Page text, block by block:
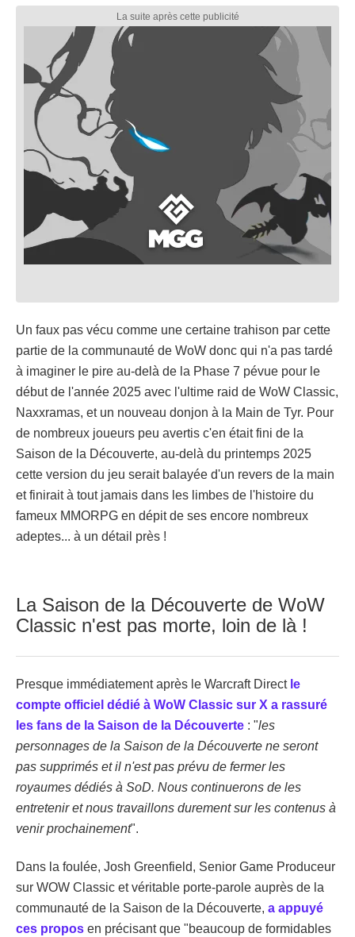
Un faux pas vécu comme une certaine trahison par cette
partie de la communauté de WoW donc qui n'a pas tardé
à imaginer le pire au-delà de la Phase 7 pévue pour le
début de l'année 2025 avec l'ultime raid de WoW Classic,
Naxxramas, et un nouveau donjon à la Main de Tyr. Pour
de nombreux joueurs peu avertis c'en était fini de la
Saison de la Découverte, au-delà du printemps 2025
cette version du jeu serait balayée d'un revers de la main
et finirait à tout jamais dans les limbes de l'histoire du
fameux MMORPG en dépit de ses encore nombreux
adeptes... à un détail près !
La Saison de la Découverte de WoW
Classic n'est pas morte, loin de là !
Presque immédiatement après le Warcraft Directle
compte officiel dédié à WoW Classic sur X a rassuré
les fans de la Saison de la Découverte : "les
personnages de la Saison de la Découverte ne seront
pas supprimés et il n'est pas prévu de fermer les
royaumes dédiés à SoD. Nous continuerons de les
entretenir et nous travaillons durement sur les contenus à
venir prochainement".
Dans la foulée, Josh Greenfield, Senior Game Produceur
sur WOW Classic et véritable porte-parole auprès de la
communauté de la Saison de la Découverte, a appuyé
ces propos en précisant que "beaucoup de formidables